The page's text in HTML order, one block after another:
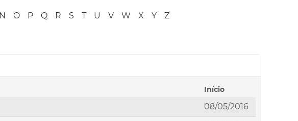
N O P Q R S T U V W X Y Z
Início
08/05/2016